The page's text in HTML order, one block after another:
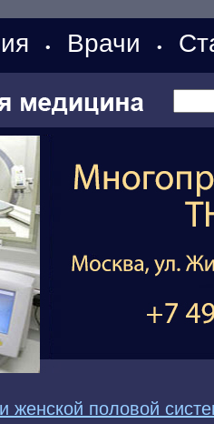
• Врачи •
женской половой